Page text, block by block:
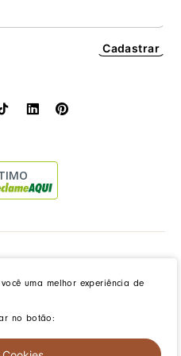
uma melhor experiência de
no botão:
Cadastrar
| powered by